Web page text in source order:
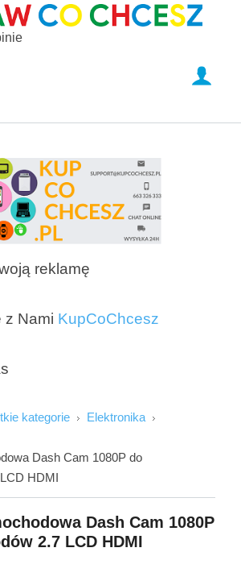
reklamę
z Nami KupCoChcesz
kategorie
Elektronika
Dash Cam 1080P do
HDMI
Dash Cam 1080P
2.7 LCD HDMI
Imię i Nazwisko